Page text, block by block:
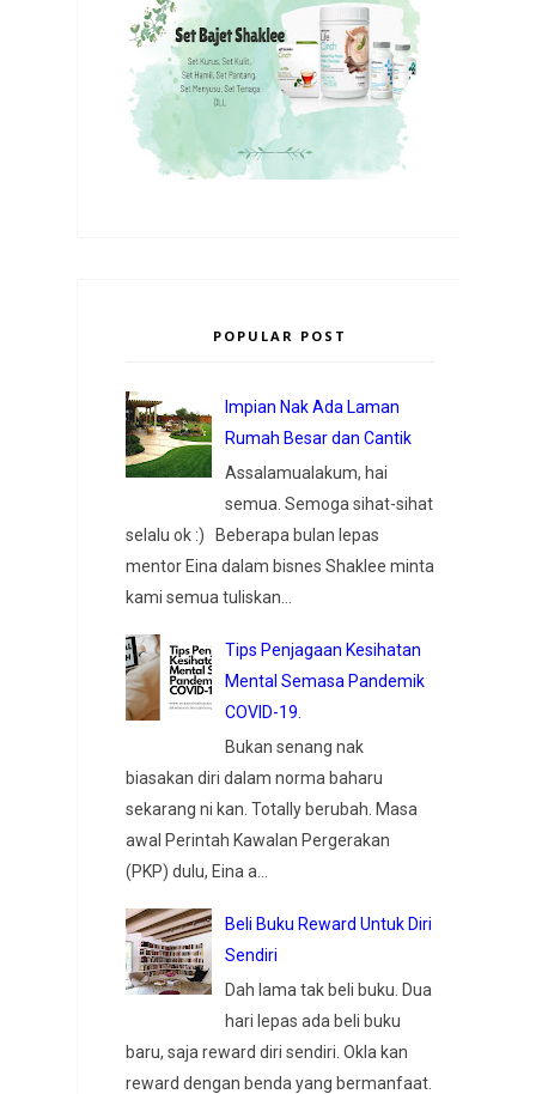
POPULAR POST
Impian Nak Ada Laman
Rumah Besar dan Cantik
Assalamualakum, hai
semua. Semoga sihat-sihat
selalu ok :) Beberapa bulan lepas
mentor Eina dalam bisnes Shaklee minta
kami semua tuliskan...
Tips Penjagaan Kesihatan
Mental Semasa Pandemik
COVID-19.
Bukan senang nak
biasakan diri dalam norma baharu
sekarang ni kan. Totally berubah. Masa
awal Perintah Kawalan Pergerakan
(PKP) dulu, Eina a...
Beli Buku Reward Untuk Diri
Sendiri
Dah lama tak beli buku. Dua
hari lepas ada beli buku
baru, saja reward diri sendiri. Okla kan
reward dengan benda yang bermanfaat.